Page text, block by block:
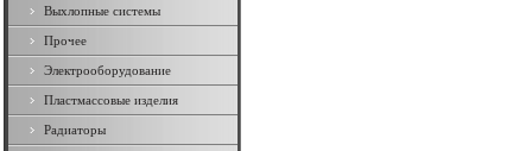
Выхлопные системы
Прочее
Электрооборудование
Пластмассовые изделия
Радиаторы